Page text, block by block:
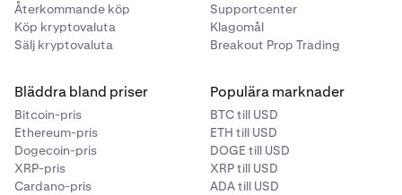
Återkommande köp
Köp kryptovaluta
Sälj kryptovaluta
Supportcenter
Klagomål
Breakout Prop Trading
Bläddra bland priser
Bitcoin-pris
Ethereum-pris
Dogecoin-pris
XRP-pris
Cardano-pris
Populära marknader
BTC till USD
ETH till USD
DOGE till USD
XRP till USD
ADA till USD